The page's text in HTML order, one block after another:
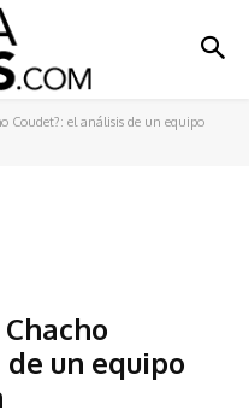
Coudet?: el análisis de un equipo
un equipo